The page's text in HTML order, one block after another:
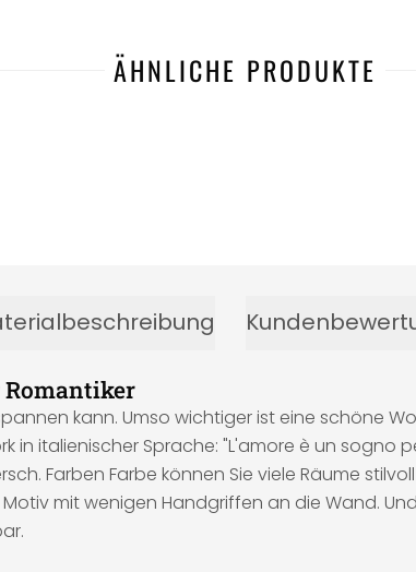
ÄHNLICHE PRODUKTE
kann. Umso wichtiger ist eine schöne
italienischer Sprache: "L'amore è un sogno
Farben Farbe können Sie viele Räume
mit wenigen Handgriffen an die Wand.